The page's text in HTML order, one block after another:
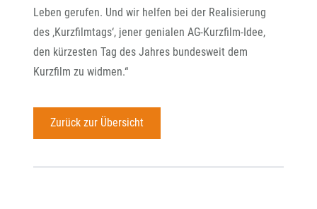
Leben gerufen. Und wir helfen bei der Realisierung
des ‚Kurzfilmtags‘, jener genialen AG-Kurzfilm-Idee,
den kürzesten Tag des Jahres bundesweit dem
Kurzfilm zu widmen.“
Zurück zur Übersicht